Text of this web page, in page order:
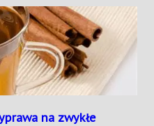
Psychoaktywne
–
Od
Starożytności
Do
Współczesności?
na zwykłe